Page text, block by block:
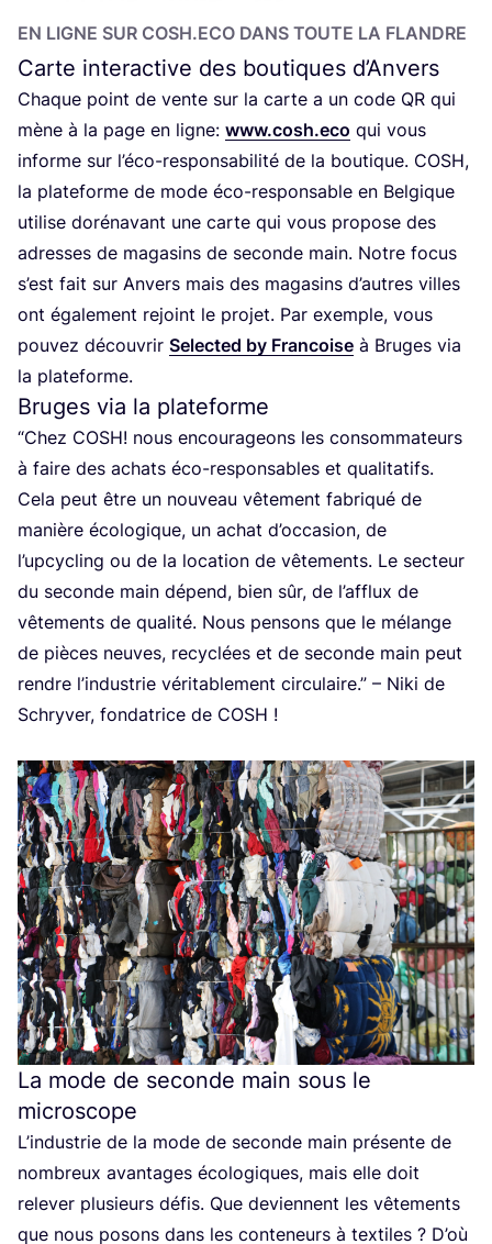
EN LIGNE SUR COSH.ECO DANS TOUTE LA FLANDRE
Carte interactive des boutiques d’Anvers
Chaque point de vente sur la carte a un code QR qui
mène à la page en ligne: www.cosh.eco qui vous
informe sur l’éco-responsabilité de la bou­tique. COSH,
la pla­te­forme de mode éco-res­pon­sable en Bel­gique
uti­lise doré­na­vant une carte qui vous pro­pose des
adresses de maga­sins de seconde main. Notre focus
s’est fait sur Anvers mais des maga­sins d’autres villes
ont éga­le­ment rejoint le pro­jet. Par exemple, vous
pou­vez décou­vrir Selec­ted by Fran­coise à Bruges via
la plateforme.
Bruges via la plateforme
“Chez COSH! nous encou­ra­geons les consom­ma­teurs
à faire des achats éco-res­pon­sables et qua­li­ta­tifs.
Cela peut être un nou­veau vête­ment fabri­qué de
manière éco­lo­gique, un achat d’occasion, de
l’up­cy­cling ou de la loca­tion de vête­ments. Le sec­teur
du seconde main dépend, bien sûr, de l’afflux de
vête­ments de qua­li­té. Nous pen­sons que le mélange
de pièces neuves, recy­clées et de seconde main peut
rendre l’industrie véri­ta­ble­ment cir­cu­laire.” – Niki de
Schry­ver, fon­da­trice de COSH !
La mode de seconde main sous le
microscope
L’in­dus­trie de la mode de seconde main pré­sente de
nom­breux avan­tages éco­lo­giques, mais elle doit
rele­ver plu­sieurs défis. Que deviennent les vête­ments
que nous posons dans les conte­neurs à tex­tiles ? D’où